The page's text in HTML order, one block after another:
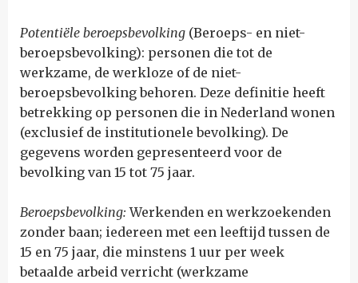
Potentiële beroepsbevolking (Beroeps- en niet-
beroepsbevolking): personen die tot de
werkzame, de werkloze of de niet-
beroepsbevolking behoren. Deze definitie heeft
betrekking op personen die in Nederland wonen
(exclusief de institutionele bevolking). De
gegevens worden gepresenteerd voor de
bevolking van 15 tot 75 jaar.
Beroepsbevolking:Werkenden en werkzoekenden
zonder baan; iedereen met een leeftijd tussen de
15 en 75 jaar, die minstens 1 uur per week
betaalde arbeid verricht (werkzame